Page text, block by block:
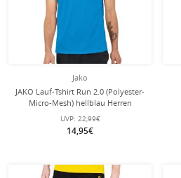
Jako
JAKO Lauf-Tshirt Run 2.0 (Polyester-
Micro-Mesh) hellblau Herren
UVP: 22,99€
14,95€